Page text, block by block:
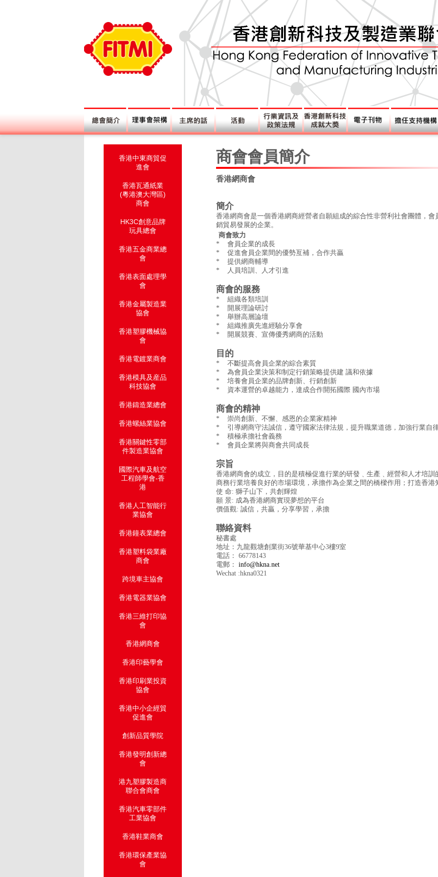
香港中東商貿促
進會
香港瓦通紙業
(粵港澳大灣區)
商會
HK3C創意品牌
玩具總會
香港五金商業總
會
香港表面處理學
會
香港金屬製造業
協會
香港塑膠機械協
會
香港電鍍業商會
香港模具及産品
科技協會
香港鑄造業總會
香港螺絲業協會
香港關鍵性零部
件製造業協會
國際汽車及航空
工程師學會-香
港
香港人工智能行
業協會
香港鐘表業總會
香港塑料袋業廠
商會
跨境車主協會
香港電器業協會
香港三維打印協
會
香港網商會
香港印藝學會
香港印刷業投資
協會
香港中小企經貿
促進會
創新品質學院
香港發明創新總
會
港九塑膠製造商
聯合會商會
香港汽車零部件
工業協會
香港鞋業商會
香港環保產業協
會
商會會員簡介
香港網商會
簡介
香港網商會是一個香港網商經營者自願組成的綜合性非營利社會團體，
銷貿易發展的企業。
商會致力
* 會員企業的成長
* 促進會員企業間的優勢亙補，合作共贏
* 提供網商輔導
* 人員培訓、人才引進
商會的服務
* 組織各類培訓
* 開展理論研討
* 舉辦高層論壇
* 組織推廣先進經驗分享會
*
開展競賽、宣傳優秀網商的活動
目的
* 不斷提高會員企業的綜合素質
* 為會員企業決策和制定行銷策略提供建 議和依據
* 培養會員企業的品牌創新、行銷創新
* 資本運營的卓越能力，達成合作開拓國際 國內市場
商會的精神
* 崇尚創新、不懈、感恩的企業家精神
* 引導網商守法誠信，遵守國家法律法規，提升職業道德，加強行業自
* 積極承擔社會義務
* 會員企業將與商會共同成長
宗旨
香港網商會的成立，目的是積極促進行業的研發﹑生產﹑經營和人才培訓
商務行業培養良好的市場環境，承擔作為企業之間的橋樑作用；打造香港
使 命: 獅子山下，共創輝煌
願 景: 成為香港網商實現夢想的平台
價值觀: 誠信，共贏 ，分享學習，承擔
聯絡資料
秘書處
地址：九龍觀塘創業街36號華基中心3樓9室
電話： 66778143
電郵： info@hkna.net
Wechat :hkna0321